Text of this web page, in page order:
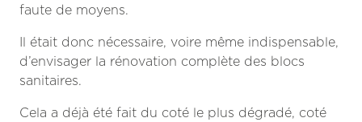
faute de moyens.
Il était donc nécessaire, voire même indispensable,
d’envisager la rénovation complète des blocs
sanitaires.
Cela a déjà été fait du coté le plus dégradé, coté